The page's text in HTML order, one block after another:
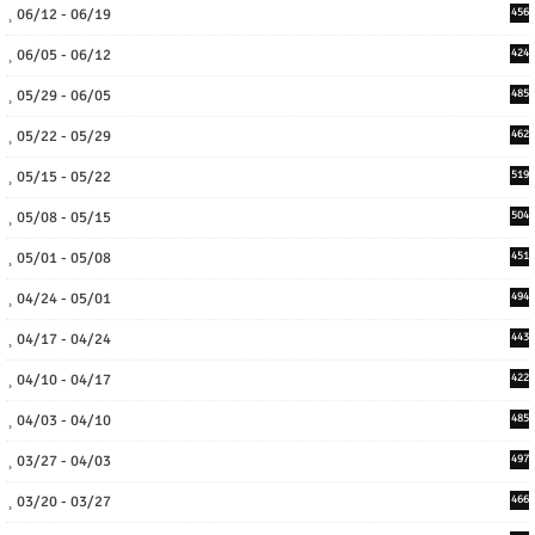
06/12 - 06/19 456
06/05 - 06/12 424
05/29 - 06/05 485
05/22 - 05/29 462
05/15 - 05/22 519
05/08 - 05/15 504
05/01 - 05/08 451
04/24 - 05/01 494
04/17 - 04/24 443
04/10 - 04/17 422
04/03 - 04/10 485
03/27 - 04/03 497
03/20 - 03/27 466